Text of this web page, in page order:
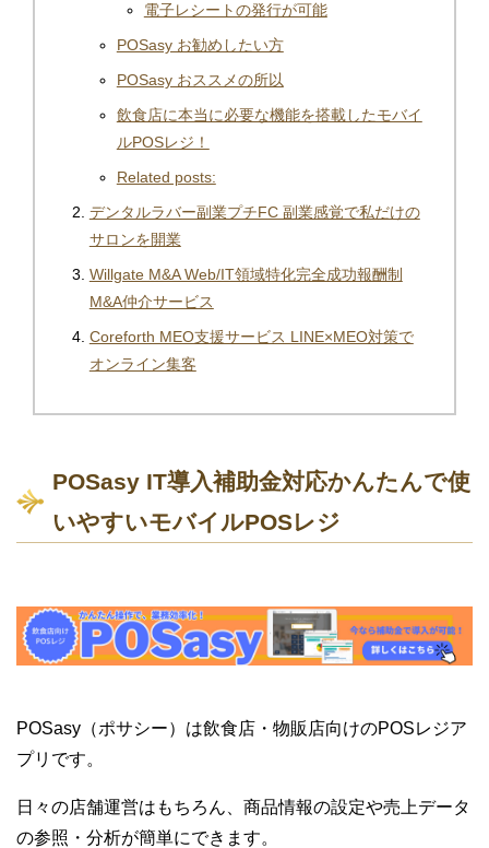
電子レシートの発行が可能
POSasy お勧めしたい方
POSasy おススメの所以
飲食店に本当に必要な機能を搭載したモバイ
ルPOSレジ！
Related posts:
デンタルラバー副業プチFC 副業感覚で私だけの
サロンを開業
Willgate M&A Web/IT領域特化完全成功報酬制
M&A仲介サービス
Coreforth MEO支援サービス LINE×MEO対策で
オンライン集客
POSasy IT導入補助金対応かんたんで使
いやすいモバイルPOSレジ
POSasy（ポサシー）は飲食店・物販店向けのPOSレジア
プリです。
日々の店舗運営はもちろん、商品情報の設定や売上データ
の参照・分析が簡単にできます。